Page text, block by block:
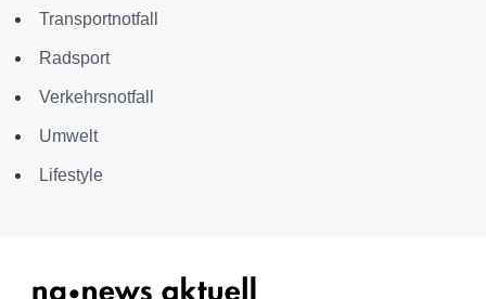
Transportnotfall
Radsport
Verkehrsnotfall
Umwelt
Lifestyle